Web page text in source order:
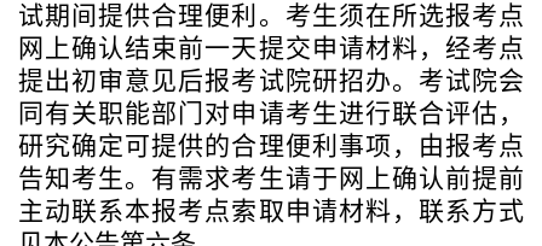
试期间提供合理便利。考生须在所选报考点
网上确认结束前一天提交申请材料，经考点
提出初审意见后报考试院研招办。考试院会
同有关职能部门对申请考生进行联合评估，
研究确定可提供的合理便利事项，由报考点
告知考生。 有需求考生请于网上确认前提前
主动联系本报考点索取申请材料，联系方式